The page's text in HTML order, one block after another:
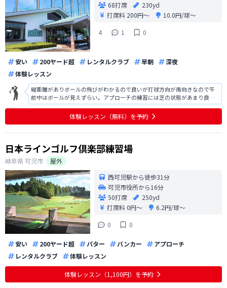
68打席
230yd
打席料 200円〜
10.0円/球〜
4
1 0
安い 200ヤード超 レンタルクラブ 早朝
深夜
体験レッスン
縦距離がありボールの飛びがわかるので良いが打球方向が南向きなので午
前中はボールが見えずらい。アプローチの練習には芝の状態があまり良く
ないがその他は満足できる練習場である。
体験レッスン（無料）を予約
日本ラインゴルフ倶楽部練習場
岐阜県 可児市
屋外
西可児駅から徒歩31分
可児市役所から16分
50打席
250yd
打席料0円〜
6.2円/球〜
0
0
安い 200ヤード超 パター バンカー
アプローチ
レンタルクラブ
体験レッスン
体験レッスン（1,100円）を予約